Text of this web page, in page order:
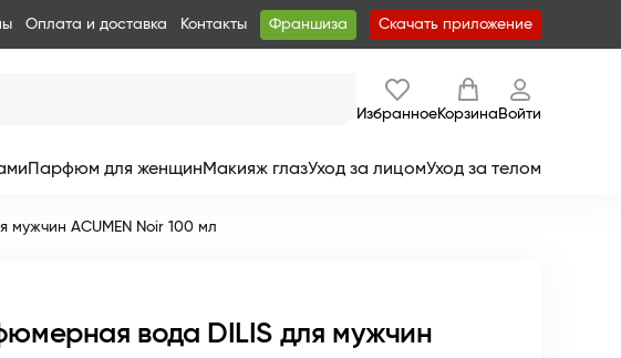
Оплата и доставка Контакты Франшиза Скачать приложение
ИзбранноеКорзина Войти
Парфюм для женщинМакияж глазУход за лицомУход за телом
ACUMEN Noir 100 мл
вода DILIS для мужчин